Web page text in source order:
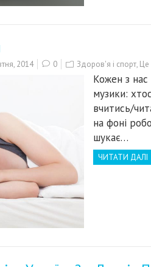
2014 0 Здоров'я і спорт, Це
Кожен з нас
музики:
вчитись/
на фоні
шукає…
ЧИТАТИ ДАЛІ